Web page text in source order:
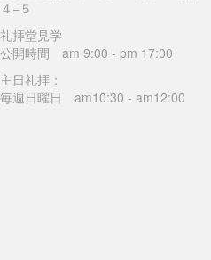
４−５
礼拝堂見学
公開時間 am 9:00 - pm 17:00
主日礼拝：
毎週日曜日 am10:30 - am12:00